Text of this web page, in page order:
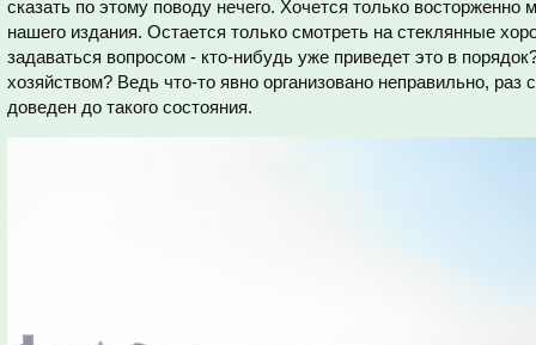
сказать по этому поводу нечего. Хочется только восторженно
нашего издания. Остается только смотреть на стеклянные
задаваться вопросом - кто-нибудь уже приведет это в
хозяйством? Ведь что-то явно организовано неправильно,
доведен до такого состояния.